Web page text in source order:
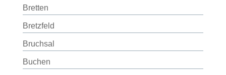
Bretten
Bretzfeld
Bruchsal
Buchen